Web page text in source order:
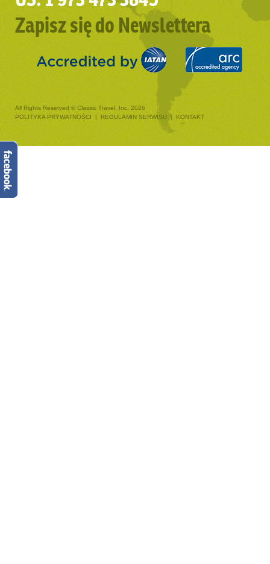
Zapisz się do Newslettera
All Rights Reserved © Classic Travel, Inc. 2026
POLITYKA PRYWATNOŚCI
| REGULAMIN SERWISU | KONTAKT